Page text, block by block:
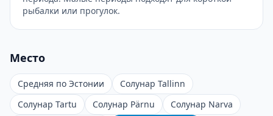
рыбалки или прогулок.
Место
Средняя по Эстонии
Солунар Tallinn
Солунар Tartu
Солунар Pärnu
Солунар Narva